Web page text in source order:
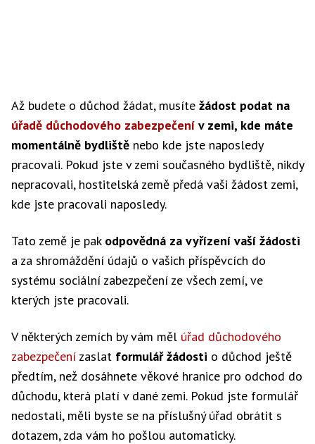
Až budete o důchod žádat, musíte žádost podat na
úřadě důchodového zabezpečení v zemi, kde máte
momentálně bydliště nebo kde jste naposledy
pracovali. Pokud jste v zemi současného bydliště, nikdy
nepracovali, hostitelská země předá vaši žádost zemi,
kde jste pracovali naposledy.
Tato země je pak odpovědná za vyřízení vaší žádosti
a za shromáždění údajů o vašich příspěvcích do
systému sociální zabezpečení ze všech zemí, ve
kterých jste pracovali.
V některých zemích by vám měl úřad důchodového
zabezpečení zaslat formulář žádosti o důchod ještě
předtím, než dosáhnete věkové hranice pro odchod do
důchodu, která platí v dané zemi. Pokud jste formulář
nedostali, měli byste se na příslušný úřad obrátit s
dotazem, zda vám ho pošlou automaticky.